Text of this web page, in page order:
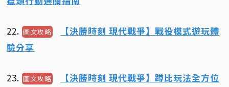
22.圖文攻略
【決勝時刻 現代戰爭】戰役模式遊玩體
驗分享
23.圖文攻略
【決勝時刻 現代戰爭】蹲比玩法全方位